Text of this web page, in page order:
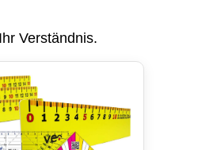
Verständnis.